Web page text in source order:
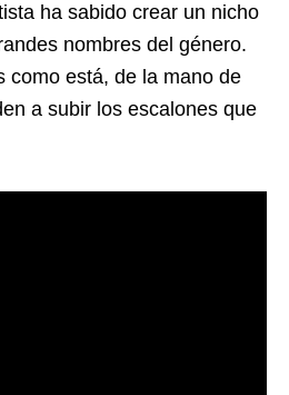
ha sabido crear un nicho
nombres del género.
como está, de la mano de
a subir los escalones que